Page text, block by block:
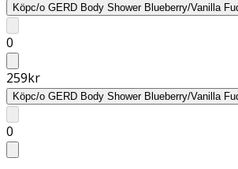
Köpc/o GERD Body Shower Blueberry/Vanilla
0
259kr
Köpc/o GERD Body Shower Blueberry/Vanilla
0